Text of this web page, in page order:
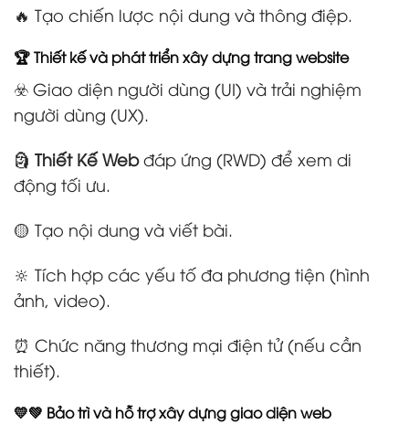
🔥 Tạo chiến lược nội dung và thông điệp.
🏆 Thiết kế và phát triển xây dựng trang website
☣️ Giao diện người dùng (UI) và trải nghiệm
người dùng (UX).
🗿 Thiết Kế Webđáp ứng (RWD) để xem di
động tối ưu.
🟡 Tạo nội dung và viết bài.
🔆 Tích hợp các yếu tố đa phương tiện (hình
ảnh, video).
⏰ Chức năng thương mại điện tử (nếu cần
thiết).
💛💚 Bảo trì và hỗ trợ xây dựng giao diện web